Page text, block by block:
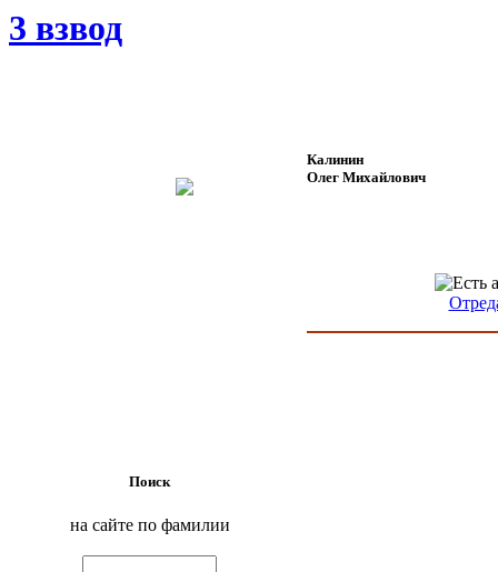
3 взвод
Калинин
Олег Михайлович
Поиск
на сайте по фамилии